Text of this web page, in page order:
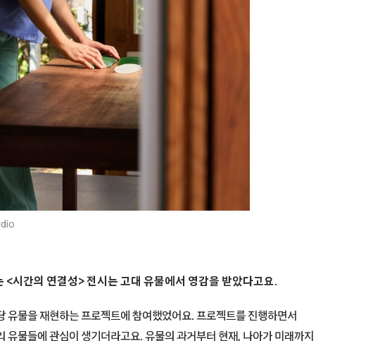
시간의 연결성> 전시는 고대 유물에서 영감을 받았다고요.
유물을 재현하는 프로젝트에 참여했었어요. 프로젝트를 진행하면서
유물들에 관심이 생기더라고요. 유물의 과거부터 현재, 나아가 미래까지